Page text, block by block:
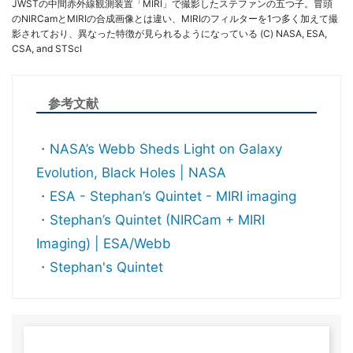
JWSTの中間赤外線観測装置「MIRI」で撮影したステファンの五つ子。冒頭
のNIRCamとMIRIの合成画像とは違い、MIRIのフィルターを1つ多く加えて撮
影されており、異なった特徴が見られるようになっている (C) NASA, ESA,
CSA, and STScI
参考文献
・ NASA’s Webb Sheds Light on Galaxy
Evolution, Black Holes | NASA
・ ESA - Stephan’s Quintet - MIRI imaging
・ Stephan’s Quintet (NIRCam + MIRI
Imaging) | ESA/Webb
・ Stephan's Quintet